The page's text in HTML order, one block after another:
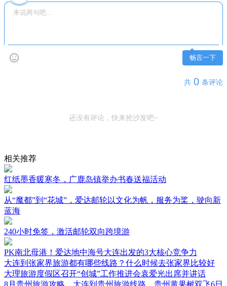
畅言一下
共 0 条评论
还没有评论，快来抢沙发吧~
相关推荐
红纸墨香暖寒冬，广鹿岛镇举办书春送福活动
从“魔都”到“花城”，爱达邮轮以文化为帆，服务为桨，驶向新
蓝海
240小时免签，激活邮轮双向跨境游
PK南北母港！爱达地中海号大连出发的3大核心竞争力
大连到张家界旅游都有哪些线路？什么时候去张家界比较好
大理旅游度假区召开“创城”工作推进会袁爱光出席并讲话
8月贵州旅游攻略，大连到贵州旅游线路，贵州黄果树双飞6日